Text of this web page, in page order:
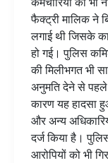
फैक्ट्री मालिक ने
लगाई थी जिसके
हो गई। पुलिस
की मिलीभगत भी
अनुमति देने से पहले
कारण यह हादसा
और अन्य
दर्ज किया है।
आरोपियों को भी